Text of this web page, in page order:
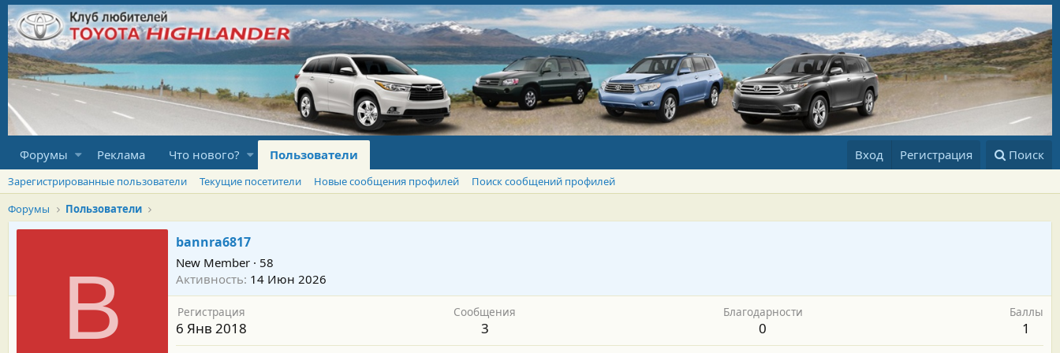
Форумы Реклама Что нового? Пользователи Вход Регистрация Поиск
Зарегистрированные пользователи Текущие посетители Новые сообщения профилей
Поиск сообщений профилей
Форумы
Пользователи
B
bannra6817
New Member · 58
Активность 14 Июн 2026
Регистрация
6 Янв 2018
Сообщения
3
Благодарности
0
Баллы
1